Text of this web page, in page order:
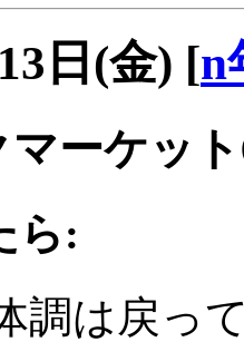
日(金) [n
マーケッ
ら:
調は戻っ